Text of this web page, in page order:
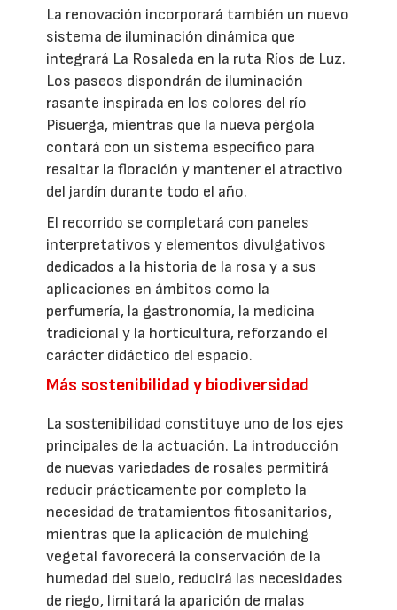
La renovación incorporará también un nuevo
sistema de iluminación dinámica que
integrará La Rosaleda en la ruta Ríos de Luz.
Los paseos dispondrán de iluminación
rasante inspirada en los colores del río
Pisuerga, mientras que la nueva pérgola
contará con un sistema específico para
resaltar la floración y mantener el atractivo
del jardín durante todo el año.
El recorrido se completará con paneles
interpretativos y elementos divulgativos
dedicados a la historia de la rosa y a sus
aplicaciones en ámbitos como la
perfumería, la gastronomía, la medicina
tradicional y la horticultura, reforzando el
carácter didáctico del espacio.
Más sostenibilidad y biodiversidad
La sostenibilidad constituye uno de los ejes
principales de la actuación. La introducción
de nuevas variedades de rosales permitirá
reducir prácticamente por completo la
necesidad de tratamientos fitosanitarios,
mientras que la aplicación de mulching
vegetal favorecerá la conservación de la
humedad del suelo, reducirá las necesidades
de riego, limitará la aparición de malas